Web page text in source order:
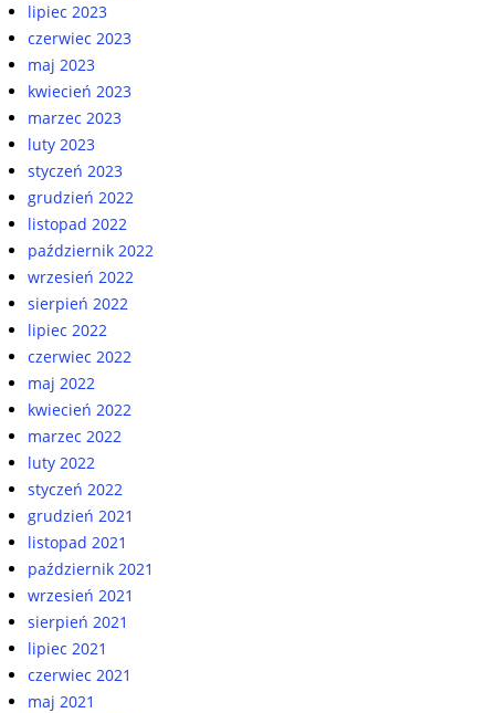
lipiec 2023
czerwiec 2023
maj 2023
kwiecień 2023
marzec 2023
luty 2023
styczeń 2023
grudzień 2022
listopad 2022
październik 2022
wrzesień 2022
sierpień 2022
lipiec 2022
czerwiec 2022
maj 2022
kwiecień 2022
marzec 2022
luty 2022
styczeń 2022
grudzień 2021
listopad 2021
październik 2021
wrzesień 2021
sierpień 2021
lipiec 2021
czerwiec 2021
maj 2021